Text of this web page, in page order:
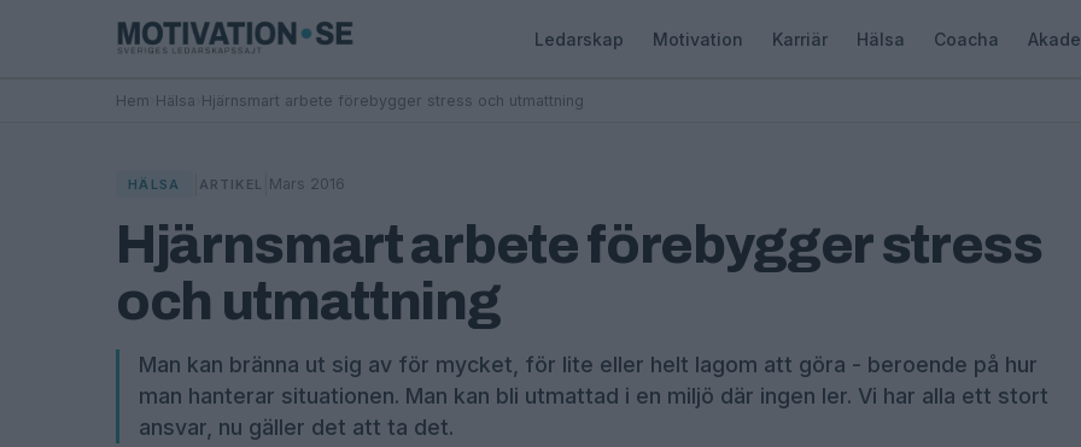
Ledarskap Motivation Karriär Hälsa Coacha
Hem Hälsa Hjärnsmart arbete förebygger stress och utmattning
HÄLSA ARTIKEL Mars 2016
Hjärnsmart arbete förebygger stress
och utmattning
Man kan bränna ut sig av för mycket, för lite eller helt lagom att göra - beroende på hur
man hanterar situationen. Man kan bli utmattad i en miljö där ingen ler. Vi har alla ett stort
ansvar, nu gäller det att ta det.